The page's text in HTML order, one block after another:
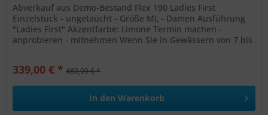
Abverkauf aus Demo-Bestand Flex 190 Ladies First
Einzelstück - ungetaucht - Größe ML - Damen Ausführung
"Ladies First" Akzentfarbe: Limone Termin machen -
anprobieren - mitnehmen Wenn Sie in Gewässern von 7 bis
339,00 € * 480,99 € *
In den Warenkorb